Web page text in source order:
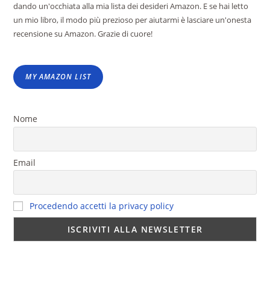
dando un'occhiata alla mia lista dei desideri Amazon. E se hai letto
un mio libro, il modo più prezioso per aiutarmi è lasciare un'onesta
recensione su Amazon. Grazie di cuore!
MY AMAZON LIST
Nome
Email
Procedendo accetti la privacy policy